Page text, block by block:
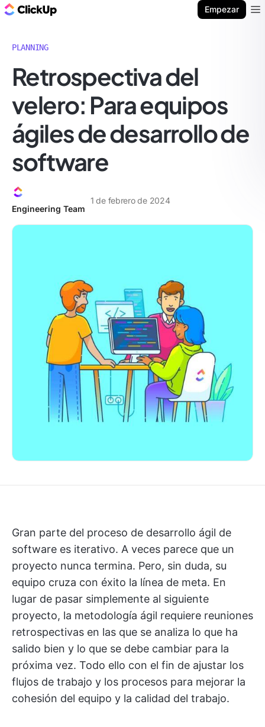
Empezar
PLANNING
Retrospectiva del
velero: Para equipos
ágiles de desarrollo de
software
Engineering Team
1 de febrero de 2024
Gran parte del proceso de desarrollo ágil de
software es iterativo. A veces parece que un
proyecto nunca termina. Pero, sin duda, su
equipo cruza con éxito la línea de meta. En
lugar de pasar simplemente al siguiente
proyecto, la metodología ágil requiere reuniones
retrospectivas en las que se analiza lo que ha
salido bien y lo que se debe cambiar para la
próxima vez. Todo ello con el fin de ajustar los
flujos de trabajo y los procesos para mejorar la
cohesión del equipo y la calidad del trabajo.